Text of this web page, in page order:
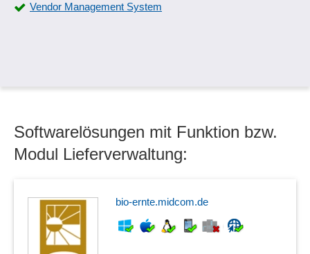
Vendor Management System
Softwarelösungen mit Funktion bzw.
Modul Lieferverwaltung:
bio-ernte.midcom.de